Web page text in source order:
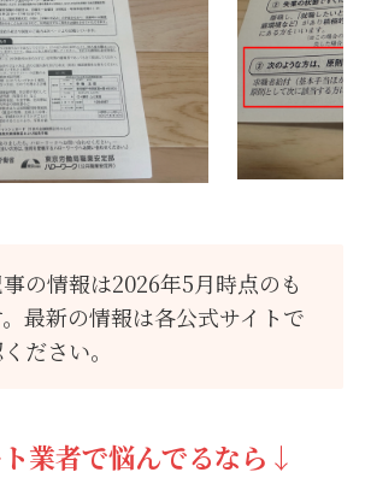
の情報は2026年5月時点のも
最新の情報は各公式サイトで
ださい。
業者で悩んでるなら↓